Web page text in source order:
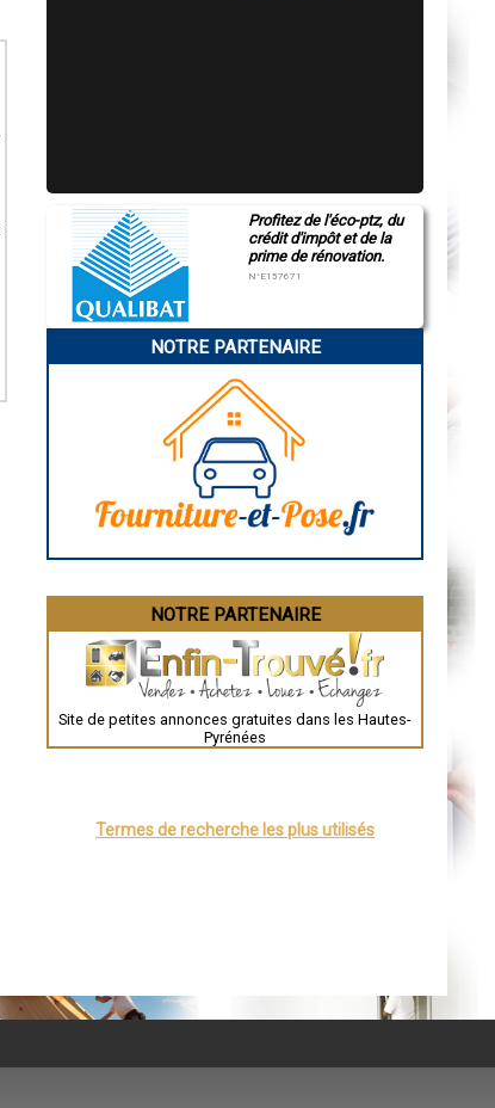
Profitez de l'éco-ptz, du
crédit d'impôt et de la
prime de rénovation.
N°E157671
NOTRE PARTENAIRE
NOTRE PARTENAIRE
Site de petites annonces gratuites dans les Hautes-
Pyrénées
Termes de recherche les plus utilisés